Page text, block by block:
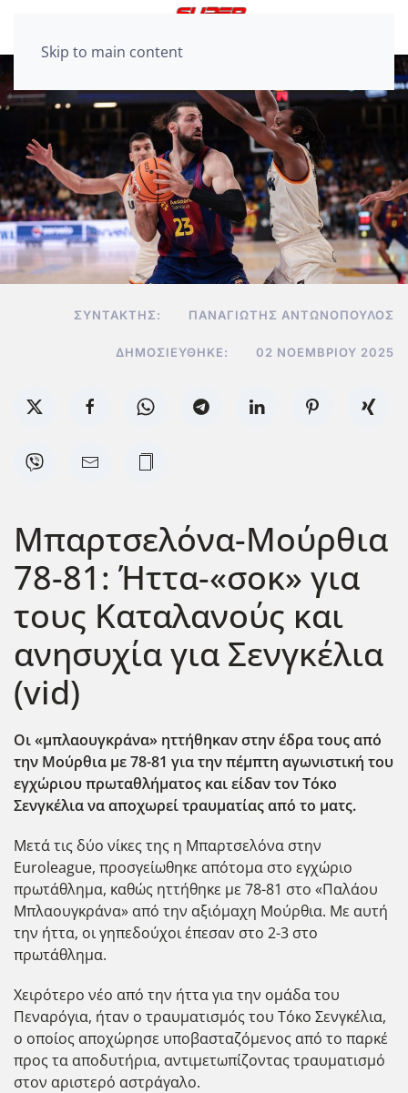
Skip to main content
ΣΥΝΤΆΚΤΗΣ: ΠΑΝΑΓΙΏΤΗΣ ΑΝΤΩΝΌΠΟΥΛΟΣ
ΔΗΜΟΣΙΕΎΘΗΚΕ: 02 ΝΟΕΜΒΡΊΟΥ 2025
Μπαρτσελόνα-Μούρθια
78-81: Ήττα-«σοκ» για
τους Καταλανούς και
ανησυχία για Σενγκέλια
(vid)
Οι «μπλαουγκράνα» ηττήθηκαν στην έδρα τους από
την Μούρθια με 78-81 για την πέμπτη αγωνιστική του
εγχώριου πρωταθλήματος και είδαν τον Τόκο
Σενγκέλια να αποχωρεί τραυματίας από το ματς.
Μετά τις δύο νίκες της η Μπαρτσελόνα στην
Euroleague, προσγείωθηκε απότομα στο εγχώριο
πρωτάθλημα, καθώς ηττήθηκε με 78-81 στο «Παλάου
Μπλαουγκράνα» από την αξιόμαχη Μούρθια. Με αυτή
την ήττα, οι γηπεδούχοι έπεσαν στο 2-3 στο
πρωτάθλημα.
Χειρότερο νέο από την ήττα για την ομάδα του
Πεναρόγια, ήταν ο τραυματισμός του Τόκο Σενγκέλια,
ο οποίος αποχώρησε υποβασταζόμενος από το παρκέ
προς τα αποδυτήρια, αντιμετωπίζοντας τραυματισμό
στον αριστερό αστράγαλο.